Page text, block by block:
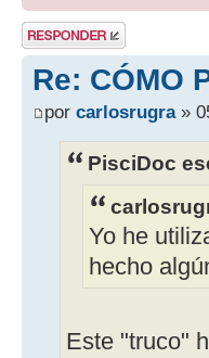
Publicar una
respuesta
Re: CÓMO
por carlosrugra»
PisciDoc
Yo he
hecho
Este "truco"